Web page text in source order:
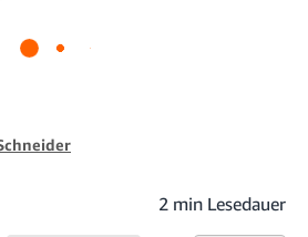
2 min Lesedauer